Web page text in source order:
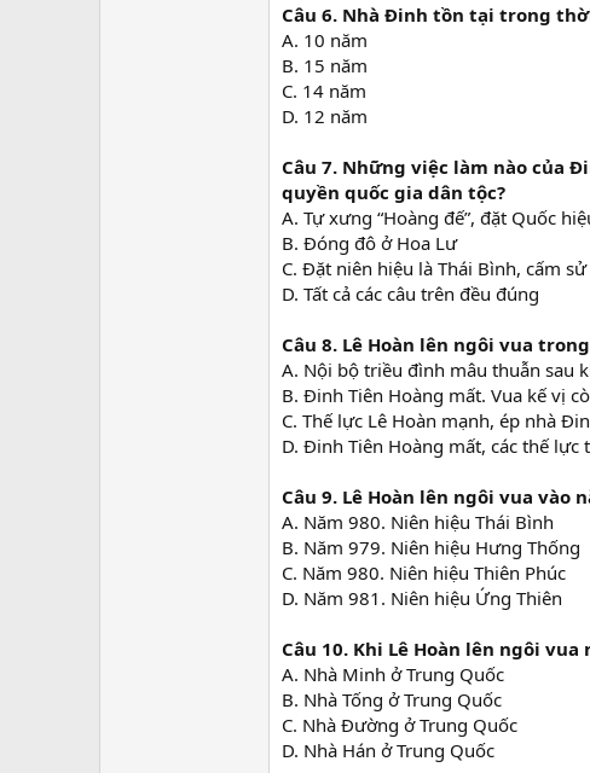
Câu 6. Nhà Đinh tồn tại trong
A. 10 năm
B. 15 năm
C. 14 năm
D. 12 năm
Câu 7. Những việc làm nào của
quyền quốc gia dân tộc?
A. Tự xưng “Hoàng đế”, đặt Quốc
B. Đóng đô ở Hoa Lư
C. Đặt niên hiệu là Thái Bình, cấm
D. Tất cả các câu trên đều đúng
Câu 8. Lê Hoàn lên ngôi vua
A. Nội bộ triều đình mâu thuẫn sau
B. Đinh Tiên Hoàng mất. Vua kế vị
C. Thế lực Lê Hoàn mạnh, ép nhà
D. Đinh Tiên Hoàng mất, các thế
Câu 9. Lê Hoàn lên ngôi vua vào
A. Năm 980. Niên hiệu Thái Bình
B. Năm 979. Niên hiệu Hưng Thống
C. Năm 980. Niên hiệu Thiên Phúc
D. Năm 981. Niên hiệu Ứng Thiên
Câu 10. Khi Lê Hoàn lên ngôi
A. Nhà Minh ở Trung Quốc
B. Nhà Tống ở Trung Quốc
C. Nhà Đường ở Trung Quốc
D. Nhà Hán ở Trung Quốc